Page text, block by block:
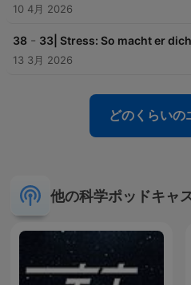
10 4月 2026
38 - 33| Stress: So macht er
13 3月 2026
どのくらいの
他の科学ポッドキャ